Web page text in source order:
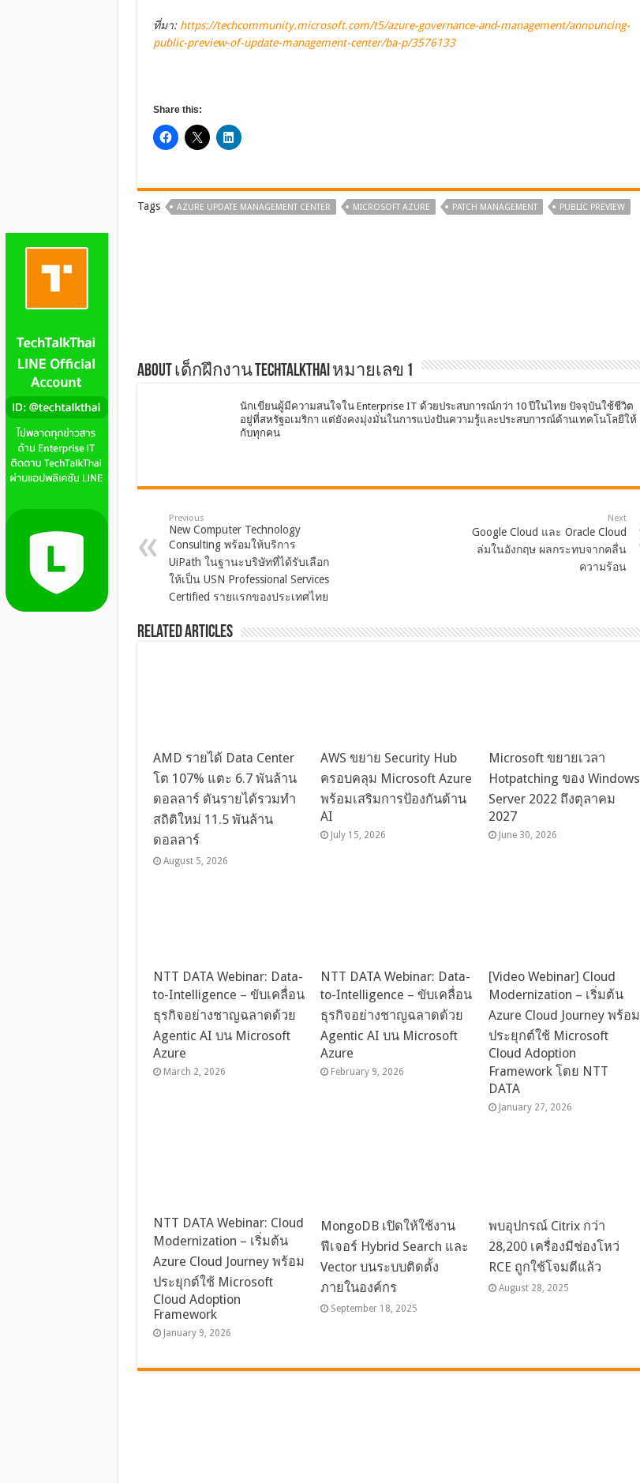
ที่มา: https://techcommunity.microsoft.com/t5/azure-governance-and-management/announcing-
public-preview-of-update-management-center/ba-p/3576133
Share this:
Tags AZURE UPDATE MANAGEMENT CENTER MICROSOFT AZURE PATCH MANAGEMENT PUBLIC PREVIEW
About เด็กฝึกงาน TechTalkThai หมายเลข 1
นักเขียนผู้มีความสนใจใน Enterprise IT ด้วยประสบการณ์กว่า 10 ปีในไทย ปัจจุบันใช้ชีวิต
อยู่ที่สหรัฐอเมริกา แต่ยังคงมุ่งมั่นในการแบ่งปันความรู้และประสบการณ์ด้านเทคโนโลยีให้
กับทุกคน
Previous
New Computer Technology
Consulting พร้อมให้บริการ
UiPath ในฐานะบริษัทที่ได้รับเลือก
ให้เป็น USN Professional Services
Certified รายแรกของประเทศไทย
Next
Google Cloud และ Oracle Cloud
ล่มในอังกฤษ ผลกระทบจากคลื่น
ความร้อน
Related Articles
AMD รายได้ Data Center
โต 107% แตะ 6.7 พันล้าน
ดอลลาร์ ดันรายได้รวมทำ
สถิติใหม่ 11.5 พันล้าน
ดอลลาร์
August 5, 2026
AWS ขยาย Security Hub
ครอบคลุม Microsoft Azure
พร้อมเสริมการป้องกันด้าน
AI
July 15, 2026
Microsoft ขยายเวลา
Hotpatching ของ Windows
Server 2022 ถึงตุลาคม
2027
June 30, 2026
NTT DATA Webinar: Data-
to-Intelligence – ขับเคลื่อน
ธุรกิจอย่างชาญฉลาดด้วย
Agentic AI บน Microsoft
Azure
March 2, 2026
NTT DATA Webinar: Data-
to-Intelligence – ขับเคลื่อน
ธุรกิจอย่างชาญฉลาดด้วย
Agentic AI บน Microsoft
Azure
February 9, 2026
[Video Webinar] Cloud
Modernization – เริ่มต้น
Azure Cloud Journey พร้อม
ประยุกต์ใช้ Microsoft
Cloud Adoption
Framework โดย NTT
DATA
January 27, 2026
NTT DATA Webinar: Cloud
Modernization – เริ่มต้น
Azure Cloud Journey พร้อม
ประยุกต์ใช้ Microsoft
Cloud Adoption
Framework
January 9, 2026
MongoDB เปิดให้ใช้งาน
ฟีเจอร์ Hybrid Search และ
Vector บนระบบติดตั้ง
ภายในองค์กร
September 18, 2025
พบอุปกรณ์ Citrix กว่า
28,200 เครื่องมีช่องโหว่
RCE ถูกใช้โจมตีแล้ว
August 28, 2025